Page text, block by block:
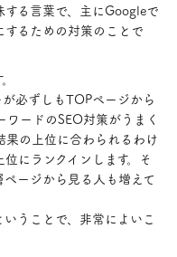
る言葉で、主にGoogleで
るための対策のことで
必ずしもTOPページから
ードのSEO対策がうまく
の上位に合わられるわけ
にランクインします。そ
ージから見る人も増えて
うことで、非常によいこ